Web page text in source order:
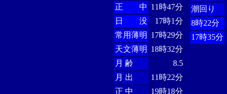
正 中 11時47分
日 没
17時1分
常用薄明 17時29分
天文薄明 18時32分
月 齢
8.5
月 出
11時22分
正 中
19時18分
潮回り
8時22分
17時35分